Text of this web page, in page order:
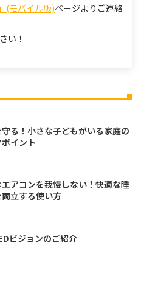
(モバイル版)ページよりご連絡
い！
る！小さな子どもがいる家庭の
イント
アコンを我慢しない！快適な睡
立する使い方
ビジョンのご紹介